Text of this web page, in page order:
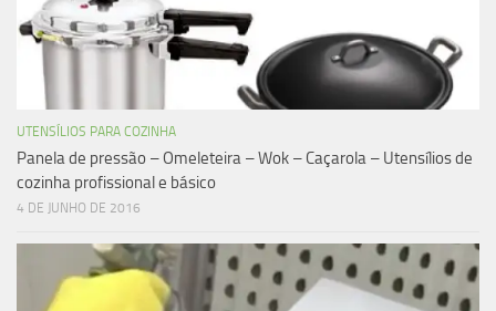
UTENSÍLIOS PARA COZINHA
Panela de pressão – Omeleteira – Wok – Caçarola – Utensílios de
cozinha profissional e básico
4 DE JUNHO DE 2016